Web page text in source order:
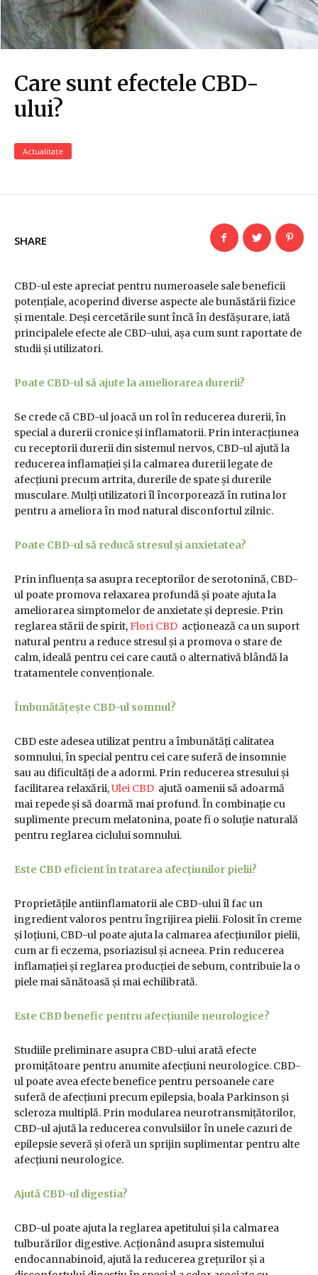
Care sunt efectele CBD-
ului?
Actualitate
SHARE
CBD-ul este apreciat pentru numeroasele sale beneficii
potențiale, acoperind diverse aspecte ale bunăstării fizice
și mentale. Deși cercetările sunt încă în desfășurare, iată
principalele efecte ale CBD-ului, așa cum sunt raportate de
studii și utilizatori.
Poate CBD-ul să ajute la ameliorarea durerii?
Se crede că CBD-ul joacă un rol în reducerea durerii, în
special a durerii cronice și inflamatorii. Prin interacțiunea
cu receptorii durerii din sistemul nervos, CBD-ul ajută la
reducerea inflamației și la calmarea durerii legate de
afecțiuni precum artrita, durerile de spate și durerile
musculare. Mulți utilizatori îl încorporează în rutina lor
pentru a ameliora în mod natural disconfortul zilnic.
Poate CBD-ul să reducă stresul și anxietatea?
Prin influența sa asupra receptorilor de serotonină, CBD-
ul poate promova relaxarea profundă și poate ajuta la
ameliorarea simptomelor de anxietate și depresie. Prin
reglarea stării de spirit,Flori CBD acționează ca un suport
natural pentru a reduce stresul și a promova o stare de
calm, ideală pentru cei care caută o alternativă blândă la
tratamentele convenționale.
Îmbunătățește CBD-ul somnul?
CBD este adesea utilizat pentru a îmbunătăți calitatea
somnului, în special pentru cei care suferă de insomnie
sau au dificultăți de a adormi. Prin reducerea stresului și
facilitarea relaxării,Ulei CBD ajută oamenii să adoarmă
mai repede și să doarmă mai profund. În combinație cu
suplimente precum melatonina, poate fi o soluție naturală
pentru reglarea ciclului somnului.
Este CBD eficient în tratarea afecțiunilor pielii?
Proprietățile antiinflamatorii ale CBD-ului îl fac un
ingredient valoros pentru îngrijirea pielii. Folosit în creme
și loțiuni, CBD-ul poate ajuta la calmarea afecțiunilor pielii,
cum ar fi eczema, psoriazisul și acneea. Prin reducerea
inflamației și reglarea producției de sebum, contribuie la o
piele mai sănătoasă și mai echilibrată.
Este CBD benefic pentru afecțiunile neurologice?
Studiile preliminare asupra CBD-ului arată efecte
promițătoare pentru anumite afecțiuni neurologice. CBD-
ul poate avea efecte benefice pentru persoanele care
suferă de afecțiuni precum epilepsia, boala Parkinson și
scleroza multiplă. Prin modularea neurotransmițătorilor,
CBD-ul ajută la reducerea convulsiilor în unele cazuri de
epilepsie severă și oferă un sprijin suplimentar pentru alte
afecțiuni neurologice.
Ajută CBD-ul digestia?
CBD-ul poate ajuta la reglarea apetitului și la calmarea
tulburărilor digestive. Acționând asupra sistemului
endocannabinoid, ajută la reducerea grețurilor și a